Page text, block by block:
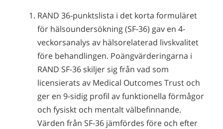
RAND 36-punktslista i det korta formuläret
för hälsoundersökning (SF-36) gav en 4-
veckorsanalys av hälsorelaterad livskvalitet
före behandlingen. Poängvärderingarna i
RAND SF-36 skiljer sig från vad som
licensierats av Medical Outcomes Trust och
ger en 9-sidig profil av funktionella förmågor
och fysiskt och mentalt välbefinnande.
Värden från SF-36 jämfördes före och efter